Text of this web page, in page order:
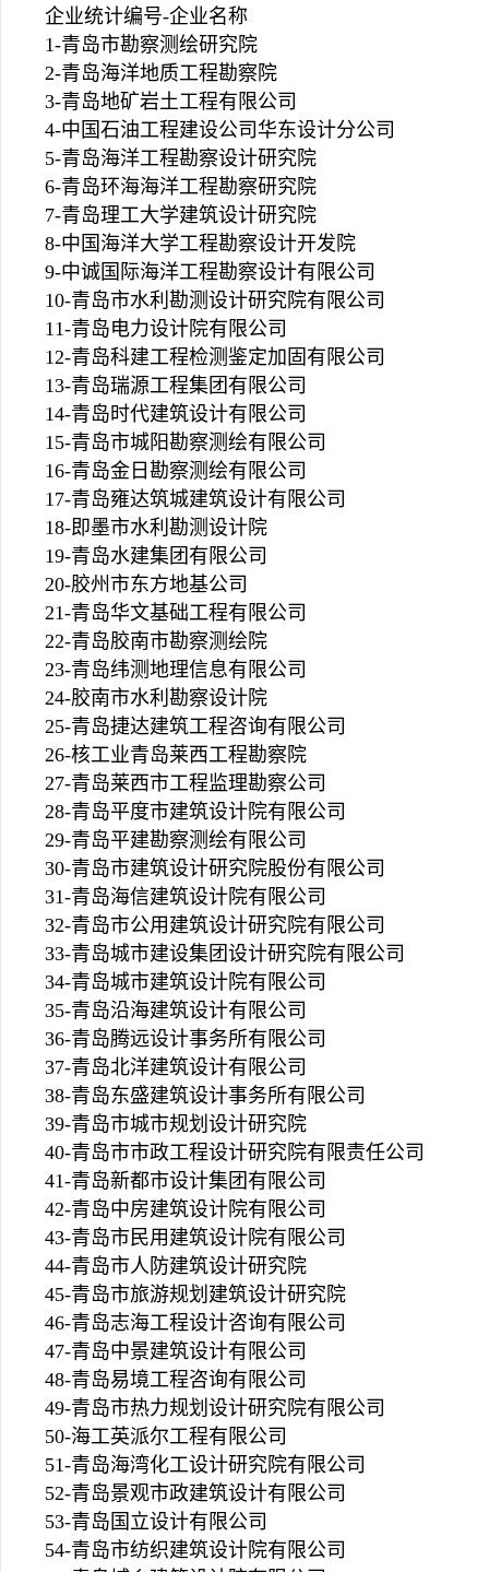
企业统计编号-企业名称
1-青岛市勘察测绘研究院
2-青岛海洋地质工程勘察院
3-青岛地矿岩土工程有限公司
4-中国石油工程建设公司华东设计分公司
5-青岛海洋工程勘察设计研究院
6-青岛环海海洋工程勘察研究院
7-青岛理工大学建筑设计研究院
8-中国海洋大学工程勘察设计开发院
9-中诚国际海洋工程勘察设计有限公司
10-青岛市水利勘测设计研究院有限公司
11-青岛电力设计院有限公司
12-青岛科建工程检测鉴定加固有限公司
13-青岛瑞源工程集团有限公司
14-青岛时代建筑设计有限公司
15-青岛市城阳勘察测绘有限公司
16-青岛金日勘察测绘有限公司
17-青岛雍达筑城建筑设计有限公司
18-即墨市水利勘测设计院
19-青岛水建集团有限公司
20-胶州市东方地基公司
21-青岛华文基础工程有限公司
22-青岛胶南市勘察测绘院
23-青岛纬测地理信息有限公司
24-胶南市水利勘察设计院
25-青岛捷达建筑工程咨询有限公司
26-核工业青岛莱西工程勘察院
27-青岛莱西市工程监理勘察公司
28-青岛平度市建筑设计院有限公司
29-青岛平建勘察测绘有限公司
30-青岛市建筑设计研究院股份有限公司
31-青岛海信建筑设计院有限公司
32-青岛市公用建筑设计研究院有限公司
33-青岛城市建设集团设计研究院有限公司
34-青岛城市建筑设计院有限公司
35-青岛沿海建筑设计有限公司
36-青岛腾远设计事务所有限公司
37-青岛北洋建筑设计有限公司
38-青岛东盛建筑设计事务所有限公司
39-青岛市城市规划设计研究院
40-青岛市市政工程设计研究院有限责任公司
41-青岛新都市设计集团有限公司
42-青岛中房建筑设计院有限公司
43-青岛市民用建筑设计院有限公司
44-青岛市人防建筑设计研究院
45-青岛市旅游规划建筑设计研究院
46-青岛志海工程设计咨询有限公司
47-青岛中景建筑设计有限公司
48-青岛易境工程咨询有限公司
49-青岛市热力规划设计研究院有限公司
50-海工英派尔工程有限公司
51-青岛海湾化工设计研究院有限公司
52-青岛景观市政建筑设计有限公司
53-青岛国立设计有限公司
54-青岛市纺织建筑设计院有限公司